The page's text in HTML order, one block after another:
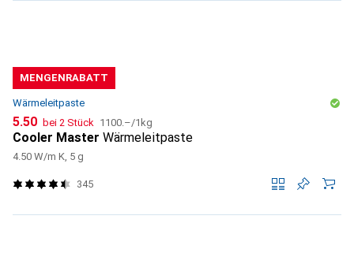
MENGENRABATT
Wärmeleitpaste
CHF
5.50 bei 2 Stück CHF
1100.–/1kg
Cooler Master Wärmeleitpaste
4.50 W/m K, 5 g
345